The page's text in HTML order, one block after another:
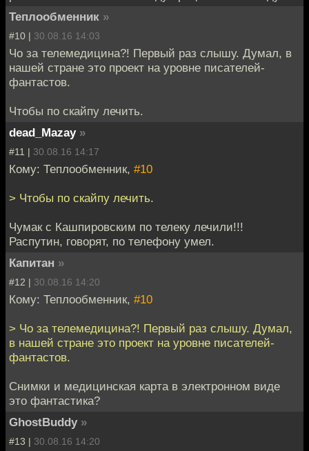
Теплообменник »
#10 | 30.08.16 14:03
Чо за телемедицина?! Первый раз слышу. Думал, в
нашей стране это проект на уровне писателей-
фантастов.
Чтобы по скайпу лечить.
dead_Mazay »
#11 | 30.08.16 14:17
Кому: Теплообменник, #10
> Чтобы по скайпу лечить.
Чумак с Кашпировским по телеку лечили!!!
Распутин, говорят, по телефону умел.
Капитан »
#12 | 30.08.16 14:20
Кому: Теплообменник, #10
> Чо за телемедицина?! Первый раз слышу. Думал,
в нашей стране это проект на уровне писателей-
фантастов.
Снимки и медицинская карта в электронном виде
это фантастика?
GhostBuddy »
#13 | 30.08.16 14:20